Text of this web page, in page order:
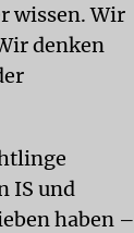
wissen. Wir
denken
IS und
haben –